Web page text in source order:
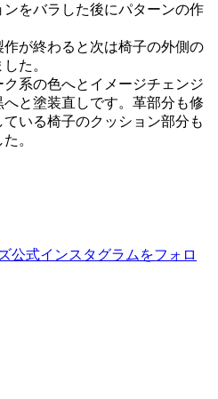
ンをバラした後にパターンの作
が終わると次は椅子の外側の
た。
系の色へとイメージチェンジ
と塗装直しです。革部分も修
いる椅子のクッション部分も
。